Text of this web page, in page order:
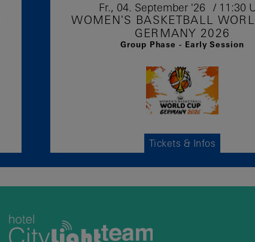
Fr., 04. September '26 11:30
WOMEN'S BASKETBALL
GERMANY 2026
Group Phase - Early Session
Tickets & Infos